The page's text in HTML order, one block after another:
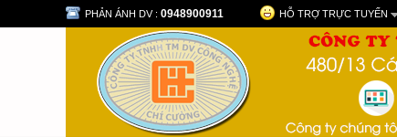
PHẢN ÁNH DV : 0948900911 HỖ TRỢ TRỰC TUYẾN